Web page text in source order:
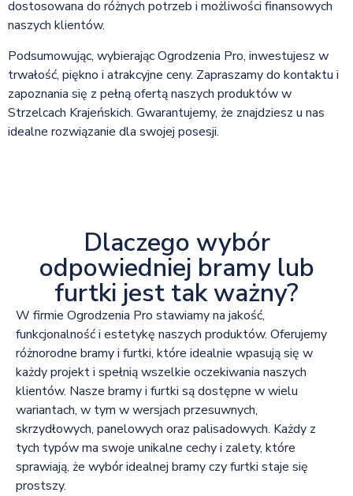
dostosowana do różnych potrzeb i możliwości finansowych
naszych klientów.
Podsumowując, wybierając Ogrodzenia Pro, inwestujesz w
trwałość, piękno i atrakcyjne ceny. Zapraszamy do kontaktu i
zapoznania się z pełną ofertą naszych produktów w
Strzelcach Krajeńskich. Gwarantujemy, że znajdziesz u nas
idealne rozwiązanie dla swojej posesji.
Dlaczego wybór
odpowiedniej bramy lub
furtki jest tak ważny?
W firmie Ogrodzenia Pro stawiamy na jakość,
funkcjonalność i estetykę naszych produktów. Oferujemy
różnorodne bramy i furtki, które idealnie wpasują się w
każdy projekt i spełnią wszelkie oczekiwania naszych
klientów. Nasze bramy i furtki są dostępne w wielu
wariantach, w tym w wersjach przesuwnych,
skrzydłowych, panelowych oraz palisadowych. Każdy z
tych typów ma swoje unikalne cechy i zalety, które
sprawiają, że wybór idealnej bramy czy furtki staje się
prostszy.